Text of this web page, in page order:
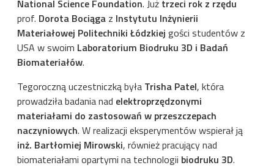
National Science Foundation. Już trzeci rok z rzędu
prof. Dorota Bociąga z Instytutu Inżynierii
Materiałowej Politechniki Łódzkiej gości studentów z
USA w swoim Laboratorium Biodruku 3D i Badań
Biomateriałów.
Tegoroczną uczestniczką była Trisha Patel, która
prowadziła badania nad elektroprzędzonymi
materiałami do zastosowań w przeszczepach
naczyniowych. W realizacji eksperymentów wspierał ją
inż. Bartłomiej Mirowski, również pracujący nad
biomateriałami opartymi na technologii biodruku 3D.